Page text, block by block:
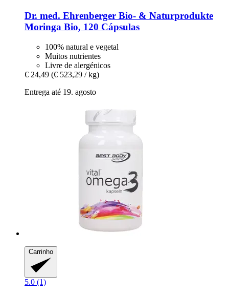
Dr. med. Ehrenberger Bio- & Naturprodukte
Moringa Bio, 120 Cápsulas
100% natural e vegetal
Muitos nutrientes
Livre de alergénicos
€ 24,49 (€ 523,29 / kg)
Entrega até 19. agosto
Carrinho
5.0 (1)